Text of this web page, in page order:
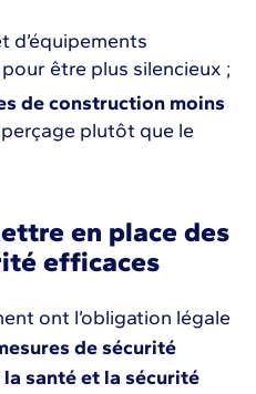
d’équipements
être plus silencieux ;
de construction moins
plutôt que le
en place des
efficaces
ont l’obligation légale
de sécurité
santé et la sécurité